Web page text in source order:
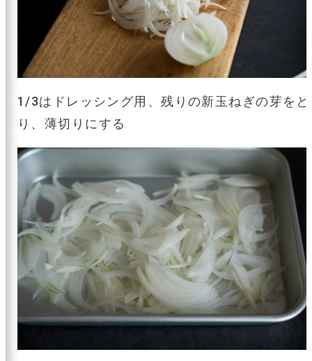
1/3はドレッシング用、残りの新玉ねぎの芽をと
り、薄切りにする